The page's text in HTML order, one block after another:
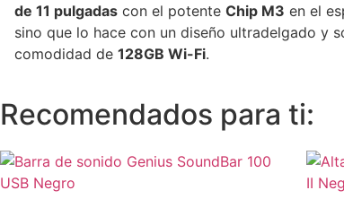
de 11 pulgadas con el potente Chip M3 en el
sino que lo hace con un diseño ultradelgado y
comodidad de 128GB Wi-Fi.
Recomendados para ti: